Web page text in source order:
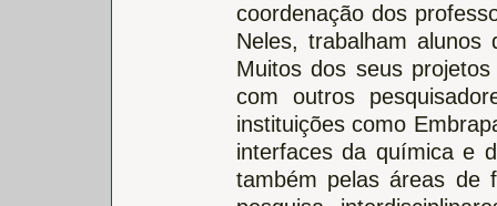
coordenação dos
Neles, trabalham alunos
Muitos dos seus
com outros
instituições como
interfaces da química e
também pelas áreas de